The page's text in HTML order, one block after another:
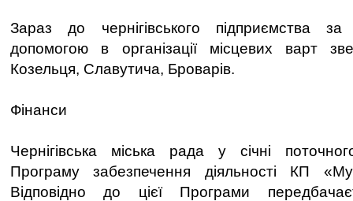
Зараз до чернігівського підприємства за
допомогою в організації місцевих варт
Козельця, Славутича, Броварів.
Фінанси
Чернігівська міська рада у січні
Програму забезпечення діяльності КП
Відповідно до цієї Програми